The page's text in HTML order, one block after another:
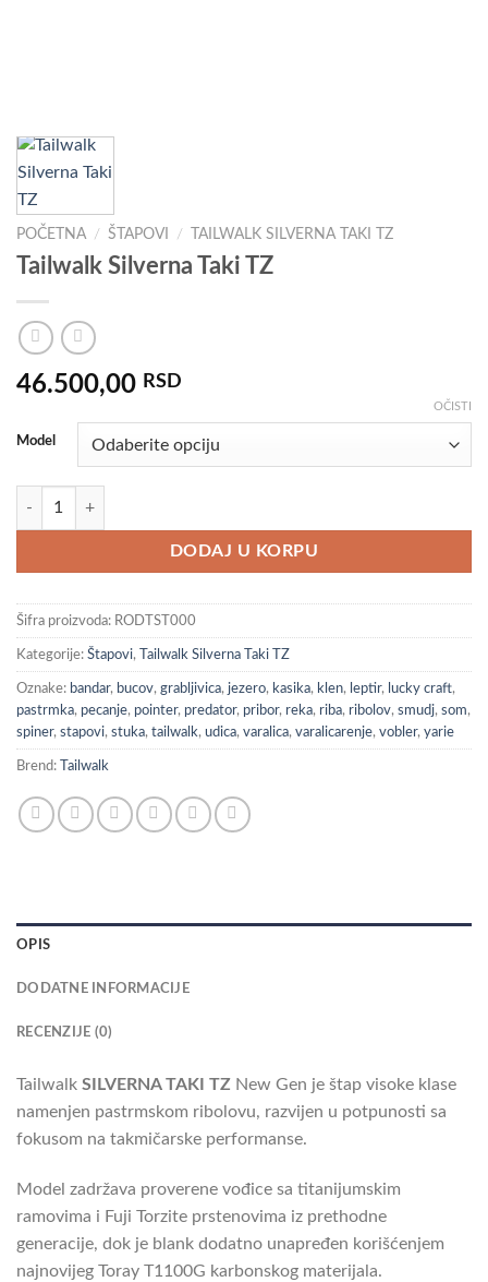
POČETNA / ŠTAPOVI / TAILWALK SILVERNA TAKI TZ
Tailwalk Silverna Taki TZ
46.500,00 RSD
Model
OČISTI
Tailwalk Silverna Taki TZ količina
DODAJ U KORPU
Šifra proizvoda: RODTST000
Kategorije: Štapovi, Tailwalk Silverna Taki TZ
Oznake: bandar, bucov, grabljivica, jezero, kasika, klen, leptir, lucky craft,
pastrmka, pecanje, pointer, predator, pribor, reka, riba, ribolov, smudj, som,
spiner, stapovi, stuka, tailwalk, udica, varalica, varalicarenje, vobler, yarie
Brend: Tailwalk
OPIS
DODATNE INFORMACIJE
RECENZIJE (0)
Tailwalk SILVERNA TAKI TZ New Gen je štap visoke klase
namenjen pastrmskom ribolovu, razvijen u potpunosti sa
fokusom na takmičarske performanse.
Model zadržava proverene vođice sa titanijumskim
ramovima i Fuji Torzite prstenovima iz prethodne
generacije, dok je blank dodatno unapređen korišćenjem
najnovijeg Toray T1100G karbonskog materijala.